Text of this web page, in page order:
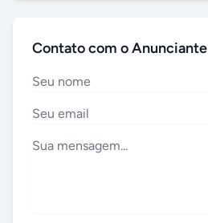
Contato com o Anunciante